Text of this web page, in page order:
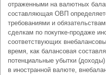
отраженными на валютных
составляющая ОВП
требованиями и
сделкам по покупке-продаже
соответствующих
время, как балансовая
потенциальные убытки
в иностранной валюте,